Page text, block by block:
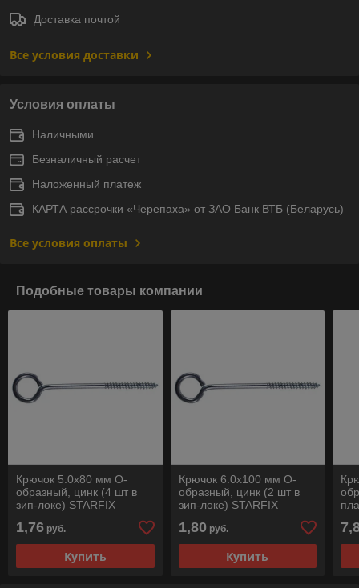
Доставка почтой
Все условия доставки
Условия оплаты
Наличными
Безналичный расчет
Наложенный платеж
КАРТА рассрочки «Черепаха» от ЗАО Банк ВТБ (Беларусь)
Все условия оплаты
Подобные товары компании
Крючок 5.0х80 мм О-
образный, цинк (4 шт в
зип-локе) STARFIX
1,76 руб.
Купить
Крючок 6.0х100 мм О-
образный, цинк (2 шт в
зип-локе) STARFIX
1,80 руб.
Купить